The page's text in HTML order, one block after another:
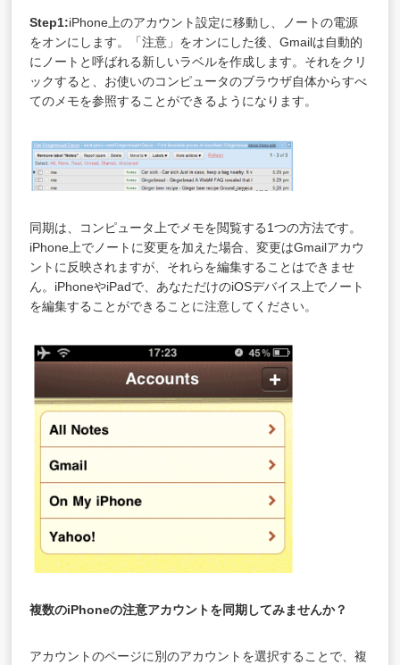
Step1:iPhone上のアカウント設定に移動し、ノートの電源
をオンにします。「注意」をオンにした後、Gmailは自動的
にノートと呼ばれる新しいラベルを作成します。それをクリ
ックすると、お使いのコンピュータのブラウザ自体からすべ
てのメモを参照することができるようになります。
同期は、コンピュータ上でメモを閲覧する1つの方法です。
iPhone上でノートに変更を加えた場合、変更はGmailアカウ
ントに反映されますが、それらを編集することはできませ
ん。iPhoneやiPadで、あなただけのiOSデバイス上でノート
を編集することができることに注意してください。
複数のiPhoneの注意アカウントを同期してみませんか？
アカウントのページに別のアカウントを選択することで、複